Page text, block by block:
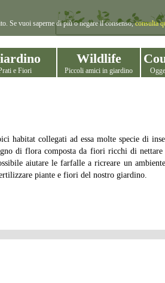
e Fiori
Wildlife
Piccoli amici in giardino
habitat collegati ad essa molte specie di
di flora composta da fiori ricchi di
aiutare le farfalle a ricreare un
piante e fiori del nostro giardino.
Se vuoi saperne di più o negare il consenso,consulta